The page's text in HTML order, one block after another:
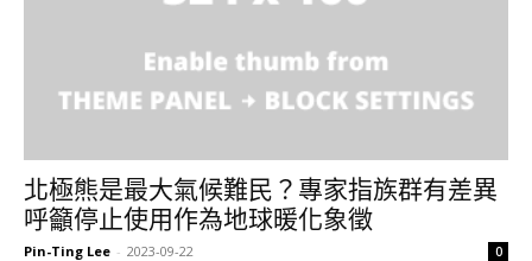
北極熊是最大氣候難民？專家指族群有差異
呼籲停止使用作為地球暖化象徵
Pin-Ting Lee - 2023-09-22 0